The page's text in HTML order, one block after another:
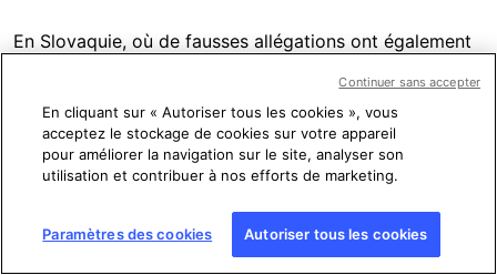
En Slovaquie, où de fausses allégations ont également
communiqué de pressele 18
mai, qualifiant ces affirmations de"désinformation"
soulignant que"les valeurs en Slovaquie et en Pologne
sont normales".
"Beaucoup de désinformation est apparue en Slovaquie
sur une augmentation de la radiation en lien avec les
En cliquant sur « Autoriser tous les cookies », vous
acceptez le stockage de cookies sur votre appareil
pour améliorer la navigation sur le site, analyser son
utilisation et contribuer à nos efforts de marketing.
Paramètres des cookies Autoriser tous les cookies
Continuer sans accepter